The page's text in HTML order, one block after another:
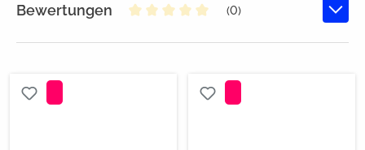
Bewertungen
(0)